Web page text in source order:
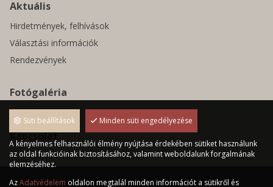
Aktuális
Hirdetmények, felhívások
Választási információk
Rendezvények
Fotógaléria
Pályázatok
Kapcsolat
Süti beállítások Minden süti engedélyezése
A kényelmes felhasználói élmény nyújtása érdekében sütiket használunk
az oldal funkcióinak biztosításához, valamint weboldalunk forgalmának
elemzéséhez.
AzAdatvédelem oldalon megtalál minden információt a sütikről és